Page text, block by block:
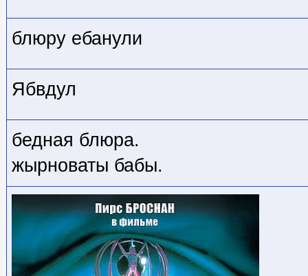
блюру ебанули
Ябвдул
бедная блюра.
жырноваты бабы.